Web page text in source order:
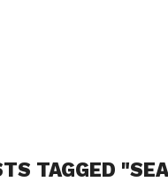
TAGGED